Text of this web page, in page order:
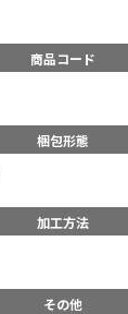
商品コード
梱包形態
加工方法
その他